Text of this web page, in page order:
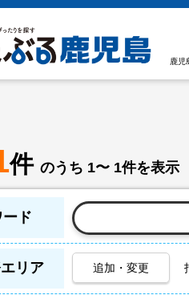
鹿児
件 のうち 1〜 1件を表示
ド
リア 追加・変更